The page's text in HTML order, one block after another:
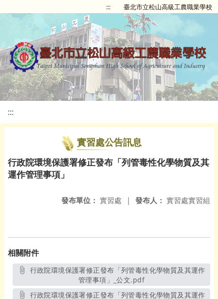
::: 臺北市立松山高級工農職業學校
:::
實習處公告訊息
行政院環境保護署修正發布「列管毒性化學物質及其
運作管理事項」
發布人： 實習處實習組
發布單位： 實習處 |
相關附件
管理事項」_公文.pdf另開新視窗